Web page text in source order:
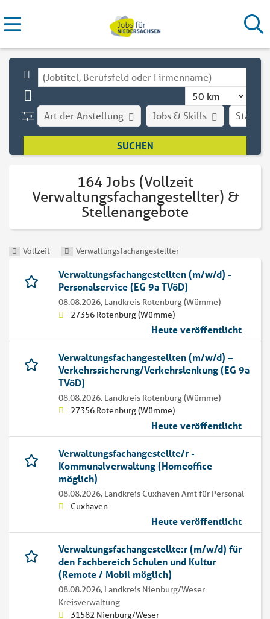
Stadt
Art der Anstellung Jobs & Skills
164 Jobs (Vollzeit
Verwaltungsfachangestellter) &
Stellenangebote
Vollzeit Verwaltungsfachangestellter
Verwaltungsfachangestellten (m/w/d) -
Personalservice (EG 9a TVöD)
08.08.2026, Landkreis Rotenburg (Wümme)
27356 Rotenburg (Wümme)
Heute veröffentlicht
Verwaltungsfachangestellten (m/w/d) –
Verkehrssicherung/Verkehrslenkung (EG 9a
TVöD)
08.08.2026, Landkreis Rotenburg (Wümme)
27356 Rotenburg (Wümme)
Heute veröffentlicht
Verwaltungsfachangestellte/r -
Kommunalverwaltung (Homeoffice
möglich)
08.08.2026, Landkreis Cuxhaven Amt für Personal
Cuxhaven
Heute veröffentlicht
Verwaltungsfachangestellte:r (m/w/d) für
den Fachbereich Schulen und Kultur
(Remote / Mobil möglich)
08.08.2026, Landkreis Nienburg/Weser
Kreisverwaltung
31582 Nienburg/Weser